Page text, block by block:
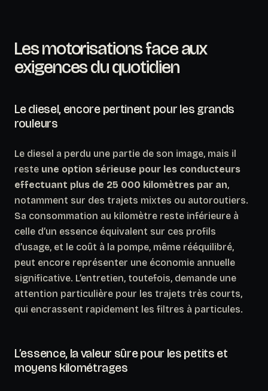
Les motorisations face aux
exigences du quotidien
Le diesel, encore pertinent pour les grands
rouleurs
Le diesel a perdu une partie de son image, mais il
reste une option sérieuse pour les conducteurs
effectuant plus de 25 000 kilomètres par an,
notamment sur des trajets mixtes ou autoroutiers.
Sa consommation au kilomètre reste inférieure à
celle d’un essence équivalent sur ces profils
d’usage, et le coût à la pompe, même rééquilibré,
peut encore représenter une économie annuelle
significative. L’entretien, toutefois, demande une
attention particulière pour les trajets très courts,
qui encrassent rapidement les filtres à particules.
L’essence, la valeur sûre pour les petits et
moyens kilométrages